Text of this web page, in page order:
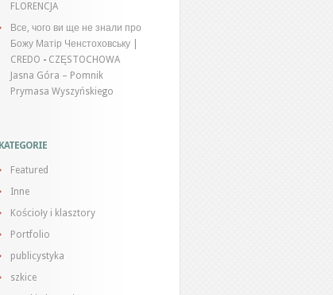
FLORENCJA
Все, чого ви ще не знали про
Божу Матір Ченстоховську |
CREDO - CZĘSTOCHOWA
Jasna Góra – Pomnik
Prymasa Wyszyńskiego
KATEGORIE
Featured
Inne
Kościoły i klasztory
Portfolio
publicystyka
szkice